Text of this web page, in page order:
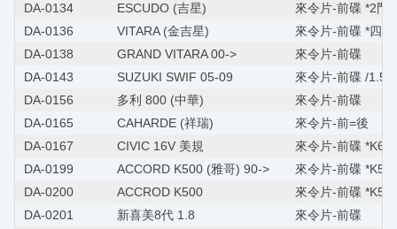
DA-0134
ESCUDO (吉星)
來令片-前碟 *2門*
DA-0136
VITARA (金吉星)
來令片-前碟 *四門
DA-0138
GRAND VITARA 00->
來令片-前碟
DA-0143
SUZUKI SWIF 05-09
來令片-前碟 /1.5
DA-0156
多利 800 (中華)
來令片-前碟
DA-0165
CAHARDE (祥瑞)
來令片-前=後
DA-0167
CIVIC 16V 美規
來令片-前碟 *K6
DA-0199
ACCORD K500 (雅哥) 90->
來令片-前碟 *K5/
DA-0200
ACCROD K500
來令片-前碟 *K5/
DA-0201
新喜美8代 1.8
來令片-前碟